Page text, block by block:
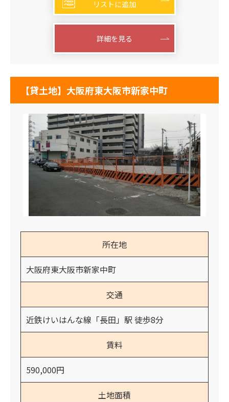
リストに追加
詳細を見る
【貸土地】大阪府東大阪市新家中町
所在地
大阪府東大阪市新家中町
交通
近鉄けいはんな線「長田」駅 徒歩8分
賃料
590,000円
土地面積